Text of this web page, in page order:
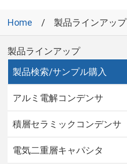
Home 製品ラインアップ
製品ラインアップ
製品検索/サンプル購入
アルミ電解コンデンサ
積層セラミックコンデンサ
電気二重層キャパシタ